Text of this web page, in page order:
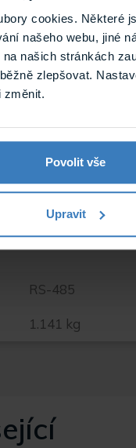
cookies. Některé
našeho webu, jiné
na našich stránkách
zlepšovat.
změnit.
Povolit vše
Upravit
ano
Černá
Slot pro
60 m
micro SD
RS-485
1.141 kg